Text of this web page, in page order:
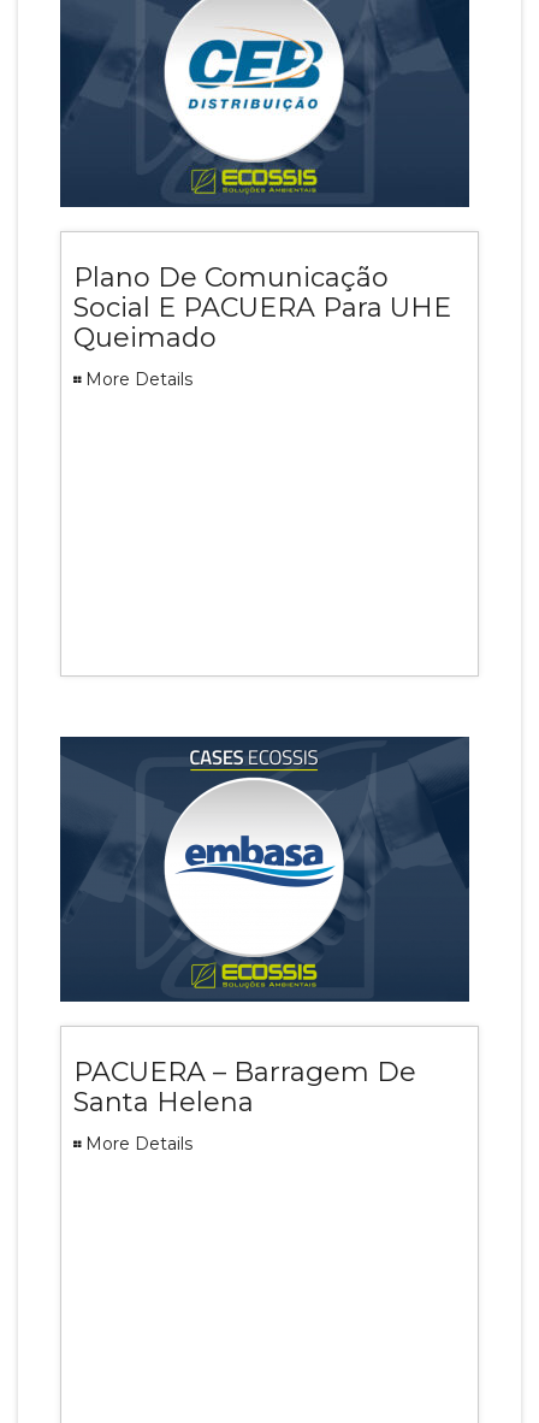
Plano De Comunicação
Social E PACUERA Para UHE
Queimado
More Details
PACUERA – Barragem De
Santa Helena
More Details